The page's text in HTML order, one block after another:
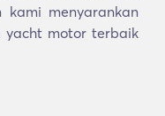
menyarankan
yacht motor terbaik